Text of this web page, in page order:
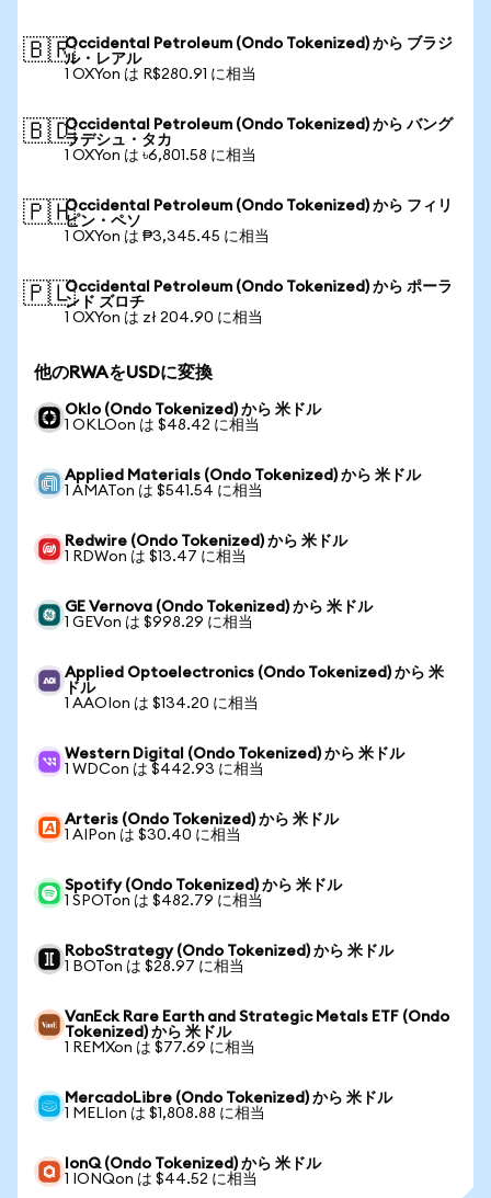
🇧🇷Occidental Petroleum (Ondo Tokenized) から ブラジ
ル・レアル
1 OXYon は R$280.91 に相当
🇧🇩Occidental Petroleum (Ondo Tokenized) から バング
ラデシュ・タカ
1 OXYon は ৳6,801.58 に相当
🇵🇭Occidental Petroleum (Ondo Tokenized) から フィリ
ピン・ペソ
1 OXYon は ₱3,345.45 に相当
🇵🇱Occidental Petroleum (Ondo Tokenized) から ポーラ
ンド ズロチ
1 OXYon は zł 204.90 に相当
他のRWAをUSDに変換
Oklo (Ondo Tokenized) から 米ドル
1 OKLOon は $48.42 に相当
Applied Materials (Ondo Tokenized) から 米ドル
1 AMATon は $541.54 に相当
Redwire (Ondo Tokenized) から 米ドル
1 RDWon は $13.47 に相当
GE Vernova (Ondo Tokenized) から 米ドル
1 GEVon は $998.29 に相当
Applied Optoelectronics (Ondo Tokenized) から 米
ドル
1 AAOIon は $134.20 に相当
Western Digital (Ondo Tokenized) から 米ドル
1 WDCon は $442.93 に相当
Arteris (Ondo Tokenized) から 米ドル
1 AIPon は $30.40 に相当
Spotify (Ondo Tokenized) から 米ドル
1 SPOTon は $482.79 に相当
RoboStrategy (Ondo Tokenized) から 米ドル
1 BOTon は $28.97 に相当
VanEck Rare Earth and Strategic Metals ETF (Ondo
Tokenized) から 米ドル
1 REMXon は $77.69 に相当
MercadoLibre (Ondo Tokenized) から 米ドル
1 MELIon は $1,808.88 に相当
IonQ (Ondo Tokenized) から 米ドル
1 IONQon は $44.52 に相当